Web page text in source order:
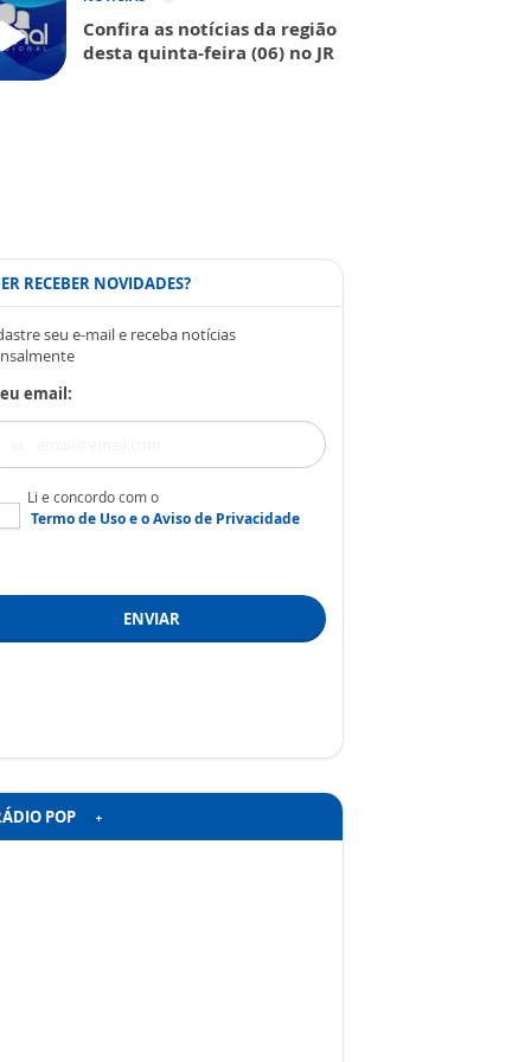
Confira as notícias da região
desta quinta-feira (06) no JR
RECEBER NOVIDADES?
seu e-mail e receba notícias
email:
Li e concordo com o
Termo de Usoe oAviso de Privacidade
ENVIAR
POP